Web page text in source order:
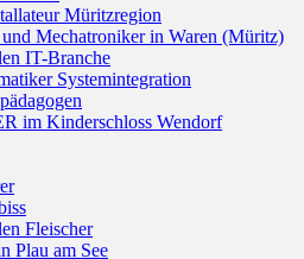
Müritzregion
Mechatroniker in Waren (Müritz)
IT-Branche
Systemintegration
im Kinderschloss Wendorf
Fleischer
Plau am See